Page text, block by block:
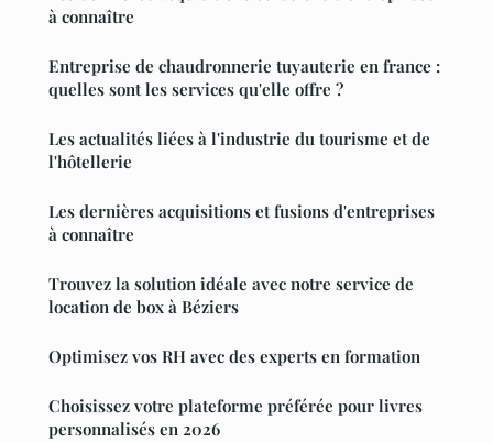
à connaître
Entreprise de chaudronnerie tuyauterie en france :
quelles sont les services qu'elle offre ?
Les actualités liées à l'industrie du tourisme et de
l'hôtellerie
Les dernières acquisitions et fusions d'entreprises
à connaître
Trouvez la solution idéale avec notre service de
location de box à Béziers
Optimisez vos RH avec des experts en formation
Choisissez votre plateforme préférée pour livres
personnalisés en 2026